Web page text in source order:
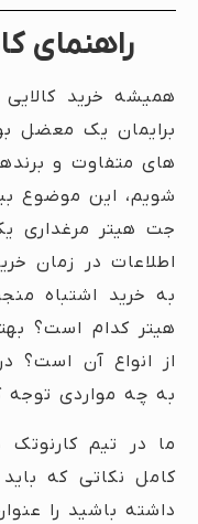
راهنمای
همیشه خرید
برایمان یک معضل
های متفاوت و
شویم، این موضوع
جت هیتر مرغداری
اطلاعات در زمان
به خرید اشتباه
هیتر کدام است؟
از انواع آن است؟
به چه مواردی توجه
ما در تیم
کامل نکاتی که
داشته باشید را